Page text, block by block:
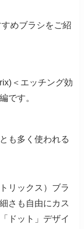
めブラシをご紹
＜エッチング効
です。
も多く使われる
リックス）ブラ
さも自由にカス
ドット」デザイ